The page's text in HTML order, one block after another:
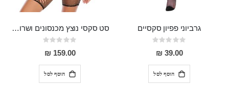
גרביוני פפיון סקסיים
Rating:
0%
39.00 ₪
הוסף לסל
סט סקסי נוצץ מכנסונים ושרוולון ANGEL
Rating:
0%
159.00 ₪
הוסף לסל